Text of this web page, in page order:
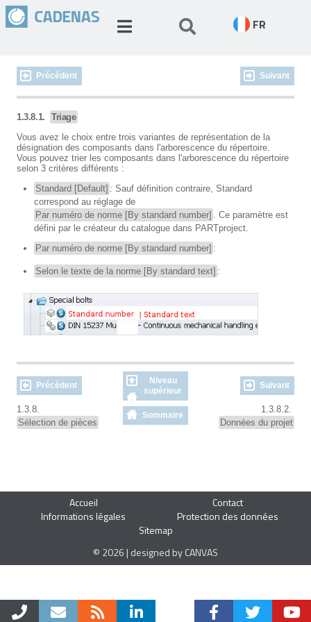
FR
Précédent Suivant
1.3.8.1.
Triage
Vous avez le choix entre trois variantes de représentation de la
désignation des composants dans l'arborescence du répertoire.
Vous pouvez trier les composants dans l'arborescence du répertoire
selon 3 critères différents :
Standard [Default] : Sauf définition contraire, Standard
correspond au réglage de
Par numéro de norme [By standard number] . Ce paramètre est
défini par le créateur du catalogue dans PARTproject.
Par numéro de norme [By standard number] :
Selon le texte de la norme [By standard text] :
Précédent
Niveau
supérieur
Suivant
1.3.8.
Sélection de pièces
Sommaire
1.3.8.2.
Données du projet
Accueil
Contact
Informations légales
Protection des données
Sitemap
© 2026 | designed by CANVAS